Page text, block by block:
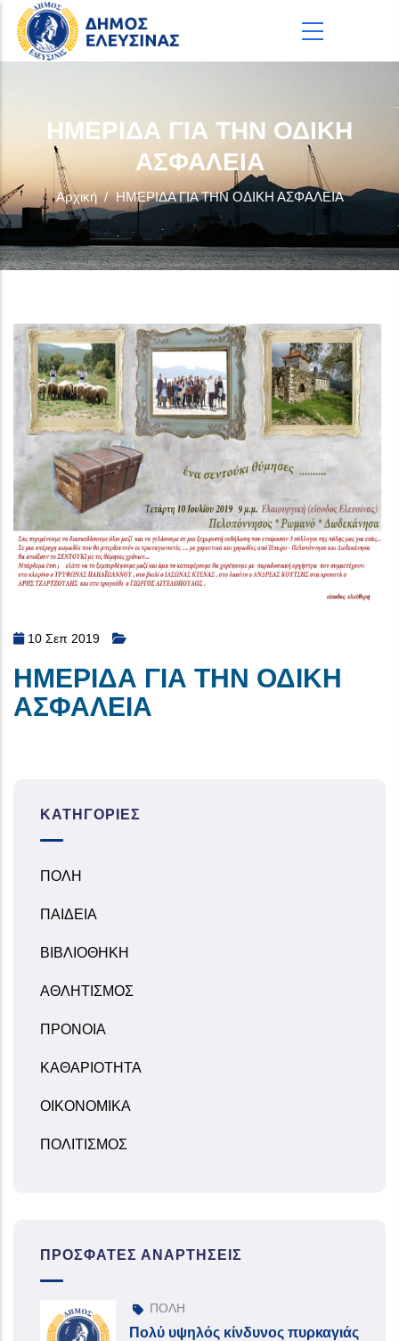
Παράκαμψη προς το κυρίως περιεχόμενο
ΗΜΕΡΙΔΑ ΓΙΑ ΤΗΝ ΟΔΙΚΗ
ΑΣΦΑΛΕΙΑ
Αρχική / ΗΜΕΡΙΔΑ ΓΙΑ ΤΗΝ ΟΔΙΚΗ ΑΣΦΑΛΕΙΑ
10 Σεπ 2019
ΗΜΕΡΙΔΑ ΓΙΑ ΤΗΝ ΟΔΙΚΗ
ΑΣΦΑΛΕΙΑ
ΚΑΤΗΓΟΡΊΕΣ
ΠΟΛΗ
ΠΑΙΔΕΙΑ
ΒΙΒΛΙΟΘΗΚΗ
ΑΘΛΗΤΙΣΜΟΣ
ΠΡΟΝΟΙΑ
ΚΑΘΑΡΙΟΤΗΤΑ
ΟΙΚΟΝΟΜΙΚΑ
ΠΟΛΙΤΙΣΜΟΣ
ΠΡΌΣΦΑΤΕΣ ΑΝΑΡΤΉΣΕΙΣ
ΠΟΛΗ
Πολύ υψηλός κίνδυνος πυρκαγιάς